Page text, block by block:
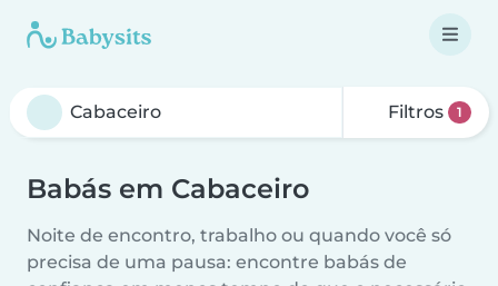
Filtros 1
Babás em Cabaceiro
Noite de encontro, trabalho ou quando você só
precisa de uma pausa: encontre babás de